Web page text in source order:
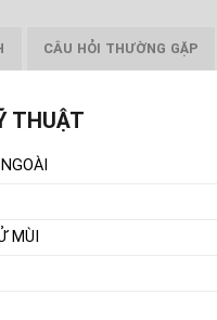
CÂU HỎI THƯỜNG GẶP
THUẬT
MÙI